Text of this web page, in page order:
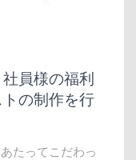
員様の福利
の制作を行
たってこだわっ